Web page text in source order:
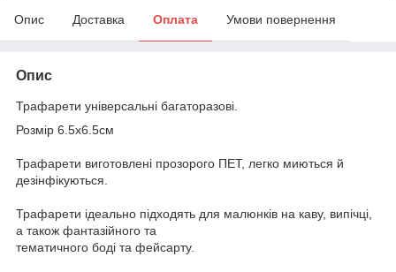
Опис Доставка Оплата Умови повернення
Опис
Трафарети універсальні багаторазові.
Розмір 6.5х6.5см
Трафарети виготовлені прозорого ПЕТ, легко миються й
дезінфікуються.
Трафарети ідеально підходять для малюнків на каву, випічці,
а також фантазійного та
тематичного боді та фейсарту.